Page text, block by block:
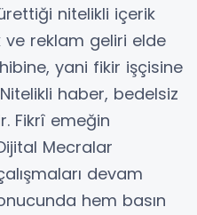
nitelikli içerik
reklam geliri elde
yani fikir işçisine
haber, bedelsiz
Fikrî emeğin
Mecralar
devam
hem basın